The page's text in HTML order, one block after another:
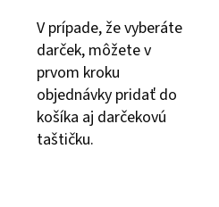
V prípade, že vyberáte
darček, môžete v
prvom kroku
objednávky pridať do
košíka aj darčekovú
taštičku.